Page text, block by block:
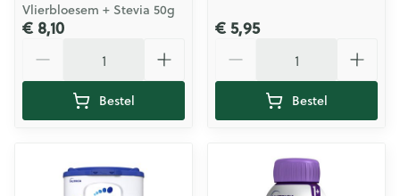
Vlierbloesem + Stevia 50g
€ 8,10
Bestel
€ 5,95
Bestel